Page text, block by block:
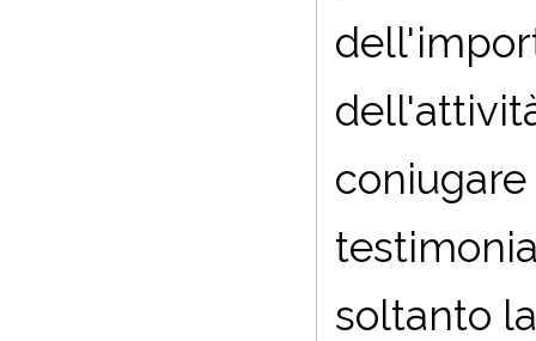
soltanto